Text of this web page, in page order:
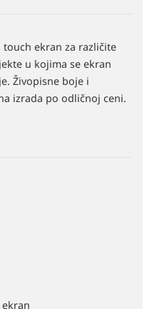
touch ekran za različite
u kojima se ekran
Živopisne boje i
izrada po odličnoj ceni.